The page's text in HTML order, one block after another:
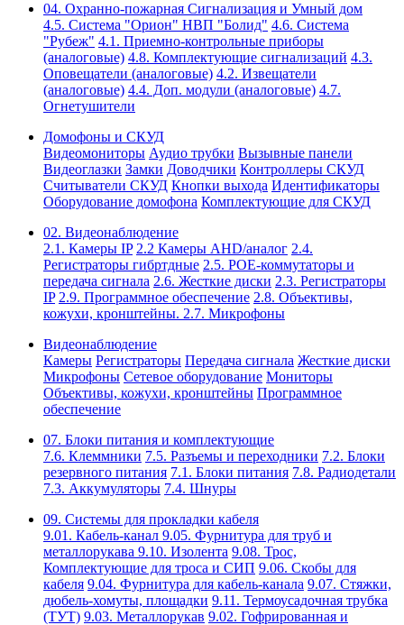
04. Охранно-пожарная Сигнализация и Умный дом
4.5. Система "Орион" НВП "Болид" 4.6. Система
"Рубеж" 4.1. Приемно-контрольные приборы
(аналоговые) 4.8. Комплектующие сигнализаций 4.3.
Оповещатели (аналоговые) 4.2. Извещатели
(аналоговые) 4.4. Доп. модули (аналоговые) 4.7.
Огнетушители
Домофоны и СКУД
Видеомониторы Аудио трубки Вызывные панели
Видеоглазки Замки Доводчики Контроллеры СКУД
Считыватели СКУД Кнопки выхода Идентификаторы
Оборудование домофона Комплектующие для СКУД
02. Видеонаблюдение
2.1. Камеры IP 2.2 Камеры AHD/аналог 2.4.
Регистраторы гибртдные 2.5. РОЕ-коммутаторы и
передача сигнала 2.6. Жесткие диски 2.3. Регистраторы
IP 2.9. Программное обеспечение 2.8. Объективы,
кожухи, кронштейны. 2.7. Микрофоны
Видеонаблюдение
Камеры Регистраторы Передача сигнала Жесткие диски
Микрофоны Сетевое оборудование Мониторы
Объективы, кожухи, кронштейны Программное
обеспечение
07. Блоки питания и комплектующие
7.6. Клеммники 7.5. Разъемы и переходники 7.2. Блоки
резервного питания 7.1. Блоки питания 7.8. Радиодетали
7.3. Аккумуляторы 7.4. Шнуры
09. Системы для прокладки кабеля
9.01. Кабель-канал 9.05. Фурнитура для труб и
металлорукава 9.10. Изолента 9.08. Трос,
Комплектующие для троса и СИП 9.06. Скобы для
кабеля 9.04. Фурнитура для кабель-канала 9.07. Стяжки,
дюбель-хомуты, площадки 9.11. Термоусадочная трубка
(ТУТ) 9.03. Металлорукав 9.02. Гофрированная и